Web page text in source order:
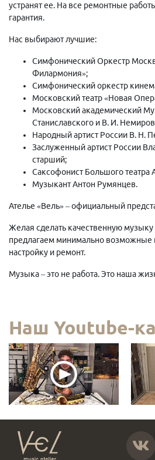
устранят ее. На все ремонтные
гарантия.
Нас выбирают лучшие:
Симфонический Оркестр
Филармония»;
Симфонический оркестр
Московский театр «Новая
Московский академический
Станиславского и В. И.
Народный артист России В. Н.
Заслуженный артист России
старший;
Саксофонист Большого театра
Музыкант Антон Румянцев.
Ателье «Вель» – официальный
Желая сделать качественную
предлагаем минимально возможные
настройку и ремонт.
Музыка – это не работа. Это наша
Наш Youtube-